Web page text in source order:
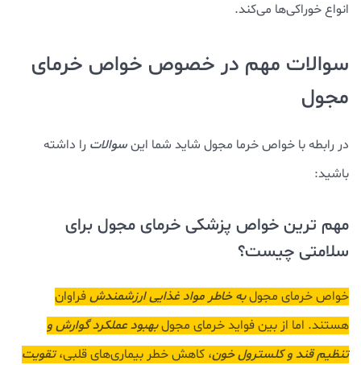
انواع خوراکی‌ها می‌کند.
سوالات مهم در خصوص خواص خرمای
مجول
در رابطه با خواص خرما مجول شاید شما اینسوالات را داشته
باشید:
مهم ترین خواص پزشکی خرمای مجول برای
سلامتی چیست؟
خواص خرمای مجولبه خاطر مواد غذایی ارزشمندشفراوان
هستند. اما از بین فواید خرمای مجولبهبود عملکرد گوارش و
تنظیم قند و کلسترول خون، کاهش خطر بیماری‌های قلبی،تقویت